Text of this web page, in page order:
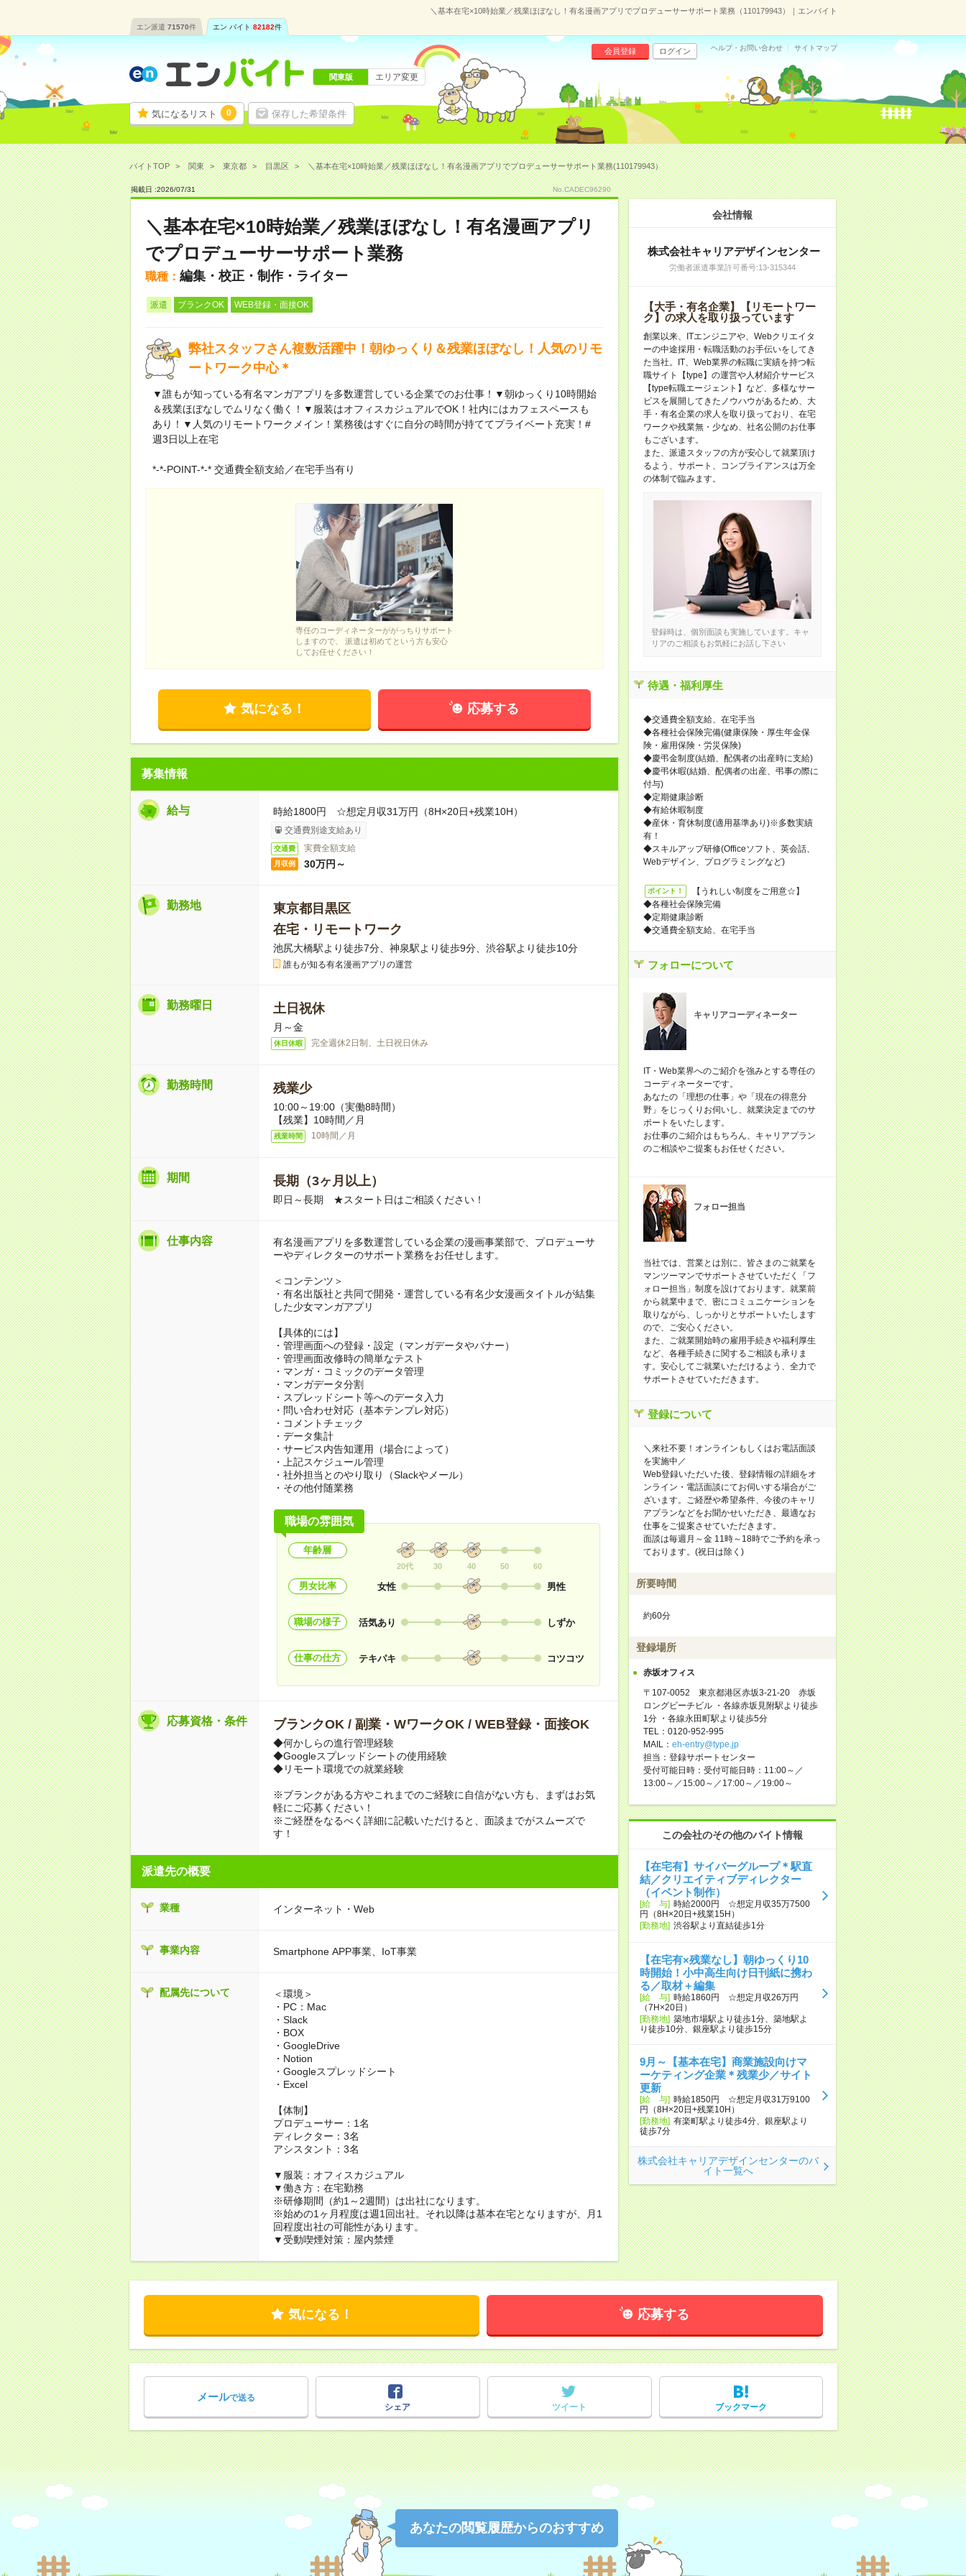
＼基本在宅×10時始業／残業ほぼなし！有名漫画アプリでプロデューサーサポート業務（110179943）｜エンバイト
エン派遣 71570件 エン バイト 82182件
気になるリスト 0 保存した希望条件
会員登録 ログイン ヘルプ・お問い合わせ サイトマップ
関東版 エリア変更
バイトTOP 関東 東京都 目黒区 ＼基本在宅×10時始業／残業ほぼなし！有名漫画アプリでプロデューサーサポート業務(110179943）
掲載日 :2026/07/31 No.CADEC96290
＼基本在宅×10時始業／残業ほぼなし！有名漫画アプリ
でプロデューサーサポート業務
職種： 編集・校正・制作・ライター
派遣 ブランクOK WEB登録・面接OK
弊社スタッフさん複数活躍中！朝ゆっくり＆残業ほぼなし！人気のリモ
ートワーク中心＊
▼誰もが知っている有名マンガアプリを多数運営している企業でのお仕事！▼朝ゆっくり10時開始
＆残業ほぼなしでムリなく働く！▼服装はオフィスカジュアルでOK！社内にはカフェスペースも
あり！▼人気のリモートワークメイン！業務後はすぐに自分の時間が持ててプライベート充実！#
週3日以上在宅
*-*-POINT-*-* 交通費全額支給／在宅手当有り
専任のコーディネーターががっちりサポート
しますので、 派遣は初めてという方も安心
してお任せください！
気になる！ 応募する
募集情報
給与 時給1800円 ☆想定月収31万円（8H×20日+残業10H）
交通費別途支給あり
交通費 実費全額支給
月収例 30万円～
勤務地
東京都目黒区
在宅・リモートワーク
池尻大橋駅より徒歩7分、神泉駅より徒歩9分、渋谷駅より徒歩10分
誰もが知る有名漫画アプリの運営
勤務曜日 土日祝休
月～金
休日休暇 完全週休2日制、土日祝日休み
勤務時間 残業少
10:00～19:00（実働8時間）
【残業】10時間／月
残業時間 10時間／月
期間 長期（3ヶ月以上）
即日～長期 ★スタート日はご相談ください！
仕事内容
有名漫画アプリを多数運営している企業の漫画事業部で、プロデューサ
ーやディレクターのサポート業務をお任せします。
＜コンテンツ＞
・有名出版社と共同で開発・運営している有名少女漫画タイトルが結集
した少女マンガアプリ
【具体的には】
・管理画面への登録・設定（マンガデータやバナー）
・管理画面改修時の簡単なテスト
・マンガ・コミックのデータ管理
・マンガデータ分割
・スプレッドシート等へのデータ入力
・問い合わせ対応（基本テンプレ対応）
・コメントチェック
・データ集計
・サービス内告知運用（場合によって）
・上記スケジュール管理
・社外担当とのやり取り（Slackやメール）
・その他付随業務
職場の雰囲気
年齢層
20代 30 40 50 60
男女比率 女性 男性
職場の様子 活気あり しずか
仕事の仕方 テキパキ コツコツ
応募資格・条件 ブランクOK / 副業・WワークOK / WEB登録・面接OK
◆何かしらの進行管理経験
◆Googleスプレッドシートの使用経験
◆リモート環境での就業経験
※ブランクがある方やこれまでのご経験に自信がない方も、まずはお気
軽にご応募ください！
※ご経歴をなるべく詳細に記載いただけると、面談までがスムーズで
す！
派遣先の概要
業種 インターネット・Web
事業内容 Smartphone APP事業、IoT事業
配属先について
＜環境＞
・PC：Mac
・Slack
・BOX
・GoogleDrive
・Notion
・Googleスプレッドシート
・Excel
【体制】
プロデューサー：1名
ディレクター：3名
アシスタント：3名
▼服装：オフィスカジュアル
▼働き方：在宅勤務
※研修期間（約1～2週間）は出社になります。
※始めの1ヶ月程度は週1回出社。それ以降は基本在宅となりますが、月1
回程度出社の可能性があります。
▼受動喫煙対策：屋内禁煙
会社情報
株式会社キャリアデザインセンター
労働者派遣事業許可番号:13-315344
【大手・有名企業】【リモートワー
ク】の求人を取り扱っています
創業以来、ITエンジニアや、Webクリエイタ
ーの中途採用・転職活動のお手伝いをしてき
た当社。IT、Web業界の転職に実績を持つ転
職サイト【type】の運営や人材紹介サービス
【type転職エージェント】など、多様なサー
ビスを展開してきたノウハウがあるため、大
手・有名企業の求人を取り扱っており、在宅
ワークや残業無・少なめ、社名公開のお仕事
もございます。
また、派遣スタッフの方が安心して就業頂け
るよう、サポート、コンプライアンスは万全
の体制で臨みます。
登録時は、個別面談も実施しています。キャ
リアのご相談もお気軽にお話し下さい
待遇・福利厚生
◆交通費全額支給、在宅手当
◆各種社会保険完備(健康保険・厚生年金保
険・雇用保険・労災保険)
◆慶弔金制度(結婚、配偶者の出産時に支給)
◆慶弔休暇(結婚、配偶者の出産、弔事の際に
付与)
◆定期健康診断
◆有給休暇制度
◆産休・育休制度(適用基準あり)※多数実績
有！
◆スキルアップ研修(Officeソフト、英会話、
Webデザイン、プログラミングなど)
ポイント！
【うれしい制度をご用意☆】
◆各種社会保険完備
◆定期健康診断
◆交通費全額支給、在宅手当
フォローについて
キャリアコーディネーター
IT・Web業界へのご紹介を強みとする専任の
コーディネーターです。
あなたの「理想の仕事」や「現在の得意分
野」をじっくりお伺いし、就業決定までのサ
ポートをいたします。
お仕事のご紹介はもちろん、キャリアプラン
のご相談やご提案もお任せください。
フォロー担当
当社では、営業とは別に、皆さまのご就業を
マンツーマンでサポートさせていただく「フ
ォロー担当」制度を設けております。就業前
から就業中まで、密にコミュニケーションを
取りながら、しっかりとサポートいたします
ので、ご安心ください。
また、ご就業開始時の雇用手続きや福利厚生
など、各種手続きに関するご相談も承りま
す。安心してご就業いただけるよう、全力で
サポートさせていただきます。
登録について
＼来社不要！オンラインもしくはお電話面談
を実施中／
Web登録いただいた後、登録情報の詳細をオ
ンライン・電話面談にてお伺いする場合がご
ざいます。ご経歴や希望条件、今後のキャリ
アプランなどをお聞かせいただき、最適なお
仕事をご提案させていただきます。
面談は毎週月～金 11時～18時でご予約を承っ
ております。(祝日は除く)
所要時間
約60分
登録場所
赤坂オフィス
〒107-0052 東京都港区赤坂3-21-20 赤坂
ロングビーチビル ・各線赤坂見附駅より徒歩
1分 ・各線永田町駅より徒歩5分
TEL：0120-952-995
MAIL： eh-entry@type.jp
担当：登録サポートセンター
受付可能日時：受付可能日時：11:00～／
13:00～／15:00～／17:00～／19:00～
この会社のその他のバイト情報
【在宅有】サイバーグループ＊駅直
結／クリエイティブディレクター
（イベント制作）
[給 与] 時給2000円 ☆想定月収35万7500
円（8H×20日+残業15H）
[勤務地] 渋谷駅より直結徒歩1分
【在宅有×残業なし】朝ゆっくり10
時開始！小中高生向け日刊紙に携わ
る／取材＋編集
[給 与] 時給1860円 ☆想定月収26万円
（7H×20日）
[勤務地] 築地市場駅より徒歩1分、築地駅よ
り徒歩10分、銀座駅より徒歩15分
9月～【基本在宅】商業施設向けマ
ーケティング企業＊残業少／サイト
更新
[給 与] 時給1850円 ☆想定月収31万9100
円（8H×20日+残業10H）
[勤務地] 有楽町駅より徒歩4分、銀座駅より
徒歩7分
株式会社キャリアデザインセンターのバ
イト一覧へ
気になる！ 応募する
メールで送る
シェア
ツイート ブックマーク
あなたの閲覧履歴からのおすすめ